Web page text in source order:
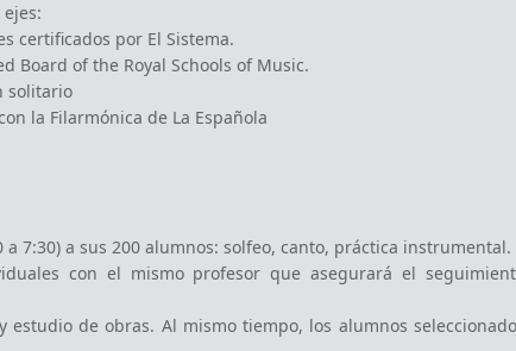
7:30) a sus 200 alumnos: solfeo, canto, práctica instrumental.